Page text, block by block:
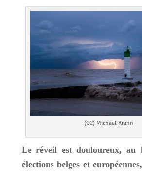
(CC) Michael Krahn
Le réveil est douloureux, au
élections belges et